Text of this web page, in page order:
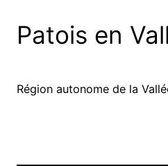
Patois en
Région autonome de la